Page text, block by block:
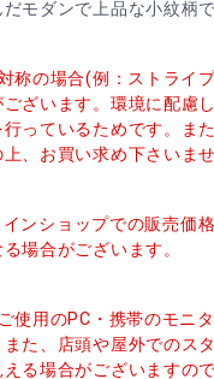
モダンで上品な小紋柄
称の場合(例：ストライ
ざいます。環境に配慮
っているためです。ま
、お買い求め下さいま
ンショップでの販売価
場合がございます。
使用のPC・携帯のモニ
た、店頭や屋外でのス
る場合がございますの